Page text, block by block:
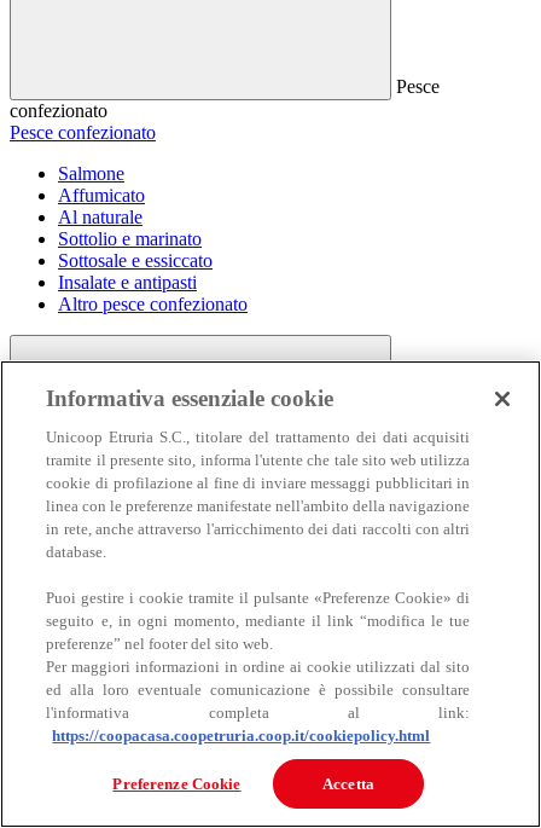
Pesce
confezionato
Pesce confezionato
Salmone
Affumicato
Al naturale
Sottolio e marinato
Sottosale e essiccato
Insalate e antipasti
Altro pesce confezionato
Carne
Carne
Bovino
Informativa essenziale cookie
Unicoop Etruria S.C., titolare del trattamento dei dati acquisiti
tramite il presente sito, informa l'utente che tale sito web utilizza
cookie di profilazione al fine di inviare messaggi pubblicitari in
linea con le preferenze manifestate nell'ambito della navigazione
in rete, anche attraverso l'arricchimento dei dati raccolti con altri
database.
Puoi gestire i cookie tramite il pulsante «Preferenze Cookie» di
seguito e, in ogni momento, mediante il link “modifica le tue
preferenze” nel footer del sito web.
Per maggiori informazioni in ordine ai cookie utilizzati dal sito
ed alla loro eventuale comunicazione è possibile consultare
l'informativa completa al link:
https://coopacasa.coopetruria.coop.it/cookiepolicy.html
Preferenze Cookie Accetta